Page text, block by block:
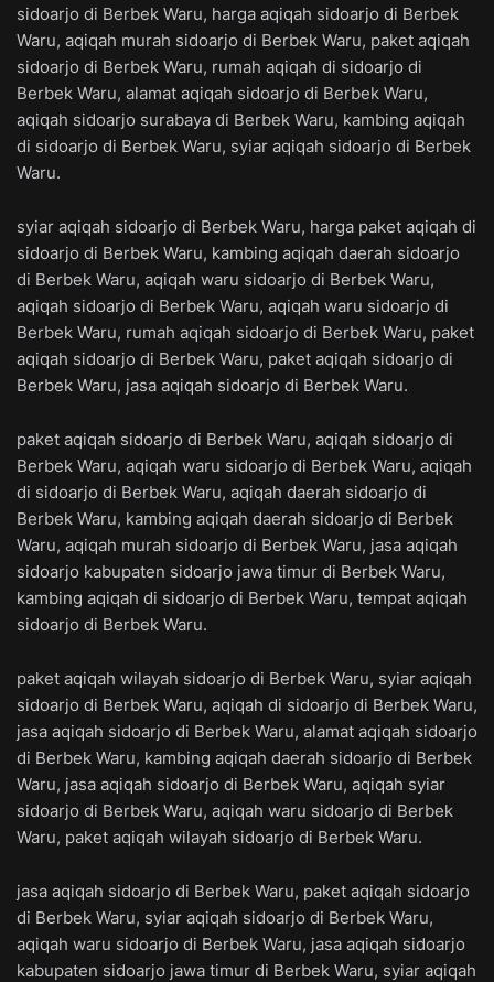
sidoarjo di Berbek Waru, harga aqiqah sidoarjo di Berbek
Waru, aqiqah murah sidoarjo di Berbek Waru, paket aqiqah
sidoarjo di Berbek Waru, rumah aqiqah di sidoarjo di
Berbek Waru, alamat aqiqah sidoarjo di Berbek Waru,
aqiqah sidoarjo surabaya di Berbek Waru, kambing aqiqah
di sidoarjo di Berbek Waru, syiar aqiqah sidoarjo di Berbek
Waru.
syiar aqiqah sidoarjo di Berbek Waru, harga paket aqiqah di
sidoarjo di Berbek Waru, kambing aqiqah daerah sidoarjo
di Berbek Waru, aqiqah waru sidoarjo di Berbek Waru,
aqiqah sidoarjo di Berbek Waru, aqiqah waru sidoarjo di
Berbek Waru, rumah aqiqah sidoarjo di Berbek Waru, paket
aqiqah sidoarjo di Berbek Waru, paket aqiqah sidoarjo di
Berbek Waru, jasa aqiqah sidoarjo di Berbek Waru.
paket aqiqah sidoarjo di Berbek Waru, aqiqah sidoarjo di
Berbek Waru, aqiqah waru sidoarjo di Berbek Waru, aqiqah
di sidoarjo di Berbek Waru, aqiqah daerah sidoarjo di
Berbek Waru, kambing aqiqah daerah sidoarjo di Berbek
Waru, aqiqah murah sidoarjo di Berbek Waru, jasa aqiqah
sidoarjo kabupaten sidoarjo jawa timur di Berbek Waru,
kambing aqiqah di sidoarjo di Berbek Waru, tempat aqiqah
sidoarjo di Berbek Waru.
paket aqiqah wilayah sidoarjo di Berbek Waru, syiar aqiqah
sidoarjo di Berbek Waru, aqiqah di sidoarjo di Berbek Waru,
jasa aqiqah sidoarjo di Berbek Waru, alamat aqiqah sidoarjo
di Berbek Waru, kambing aqiqah daerah sidoarjo di Berbek
Waru, jasa aqiqah sidoarjo di Berbek Waru, aqiqah syiar
sidoarjo di Berbek Waru, aqiqah waru sidoarjo di Berbek
Waru, paket aqiqah wilayah sidoarjo di Berbek Waru.
jasa aqiqah sidoarjo di Berbek Waru, paket aqiqah sidoarjo
di Berbek Waru, syiar aqiqah sidoarjo di Berbek Waru,
aqiqah waru sidoarjo di Berbek Waru, jasa aqiqah sidoarjo
kabupaten sidoarjo jawa timur di Berbek Waru, syiar aqiqah